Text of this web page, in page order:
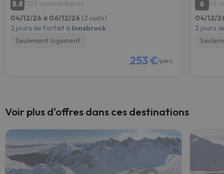
8.8 1123 commentaires
04/12/26 à 06/12/26 (2 nuits)
2 jours de forfait à Innsbruck
Seulement logement
253 €/pers.
6 43
04/12/
2 jours
Voir plus d'offres dans ces destinations